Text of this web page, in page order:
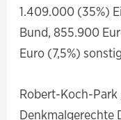
1.409.000 (35%)
Bund, 855.900
Euro (7,5%)
Robert-Koch-Park
Denkmalgerechte